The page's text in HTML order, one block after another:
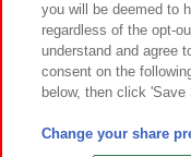
you will be deemed to
regardless of the opt-
understand and agree
consent on the
below, then click
Change your share